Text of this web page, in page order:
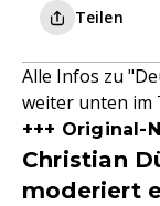
Teilen
Alle Infos zu
weiter unten im
+++ Original-
Christian
moderiert